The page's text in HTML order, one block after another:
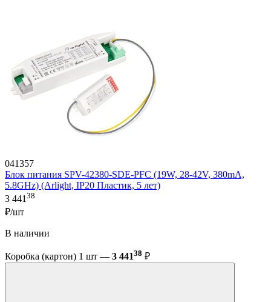
041357
Блок питания SPV-42380-SDE-PFC (19W, 28-42V, 380mA,
5.8GHz) (Arlight, IP20 Пластик, 5 лет)
3 44138
₽/шт
В наличии
Коробка (картон) 1 шт — 3 44138 ₽